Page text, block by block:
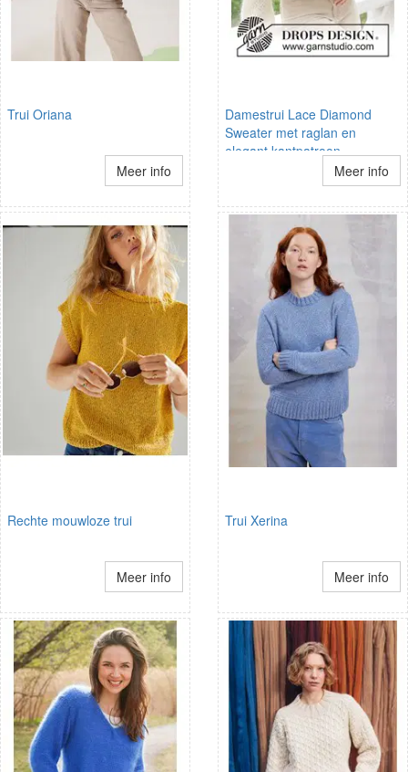
Trui Oriana
Meer info
Damestrui Lace Diamond
Sweater met raglan en
elegant kantpatroon
Meer info
Rechte mouwloze trui
Meer info
Trui Xerina
Meer info